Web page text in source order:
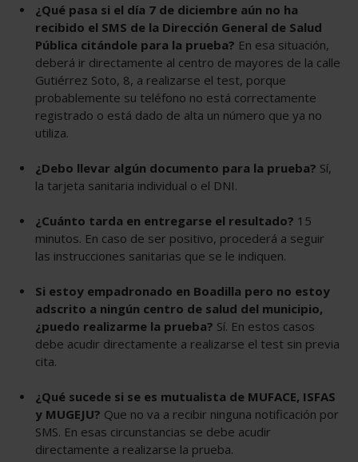
¿Qué pasa si el día 7 de diciembre aún no ha
recibido el SMS de la Dirección General de Salud
Pública citándole para la prueba? En esa situación,
deberá ir directamente al centro de mayores de la calle
Gutiérrez Soto, 8, a realizarse el test, porque
probablemente su teléfono no está correctamente
registrado o está dado de alta un número que ya no
utiliza.
¿Debo llevar algún documento para la prueba? Sí,
la tarjeta sanitaria individual o el DNI.
¿Cuánto tarda en entregarse el resultado? 15
minutos. En caso de ser positivo, procederá a seguir
las instrucciones sanitarias que se le indiquen.
Si estoy empadronado en Boadilla pero no estoy
adscrito a ningún centro de salud del municipio,
¿puedo realizarme la prueba? Sí. En estos casos
debe acudir directamente a realizarse el test sin previa
cita.
¿Qué sucede si se es mutualista de MUFACE, ISFAS
y MUGEJU? Que no va a recibir ninguna notificación por
SMS. En esas circunstancias se debe acudir
directamente a realizarse la prueba.